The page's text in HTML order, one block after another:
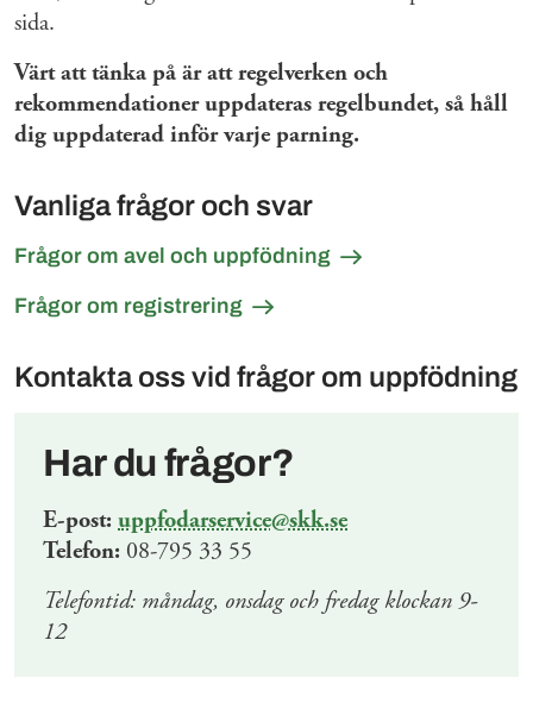
sida.
Värt att tänka på är att regelverken och
rekommendationer uppdateras regelbundet, så håll
dig uppdaterad inför varje parning.
Vanliga frågor och svar
Frågor om avel och uppfödning
Frågor om registrering
Kontakta oss vid frågor om uppfödning
Har du frågor?
E-post: uppfodarservice@skk.se
Telefon: 08-795 33 55
Telefontid: måndag, onsdag och fredag klockan 9-
12